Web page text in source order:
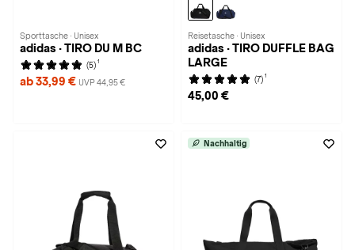
Sporttasche · Unisex
adidas · TIRO DU M BC
(5) 1
ab 33,99 € UVP 44,95 €
Reisetasche · Unisex
adidas · TIRO DUFFLE BAG
LARGE
(7) 1
45,00 €
Nachhaltig